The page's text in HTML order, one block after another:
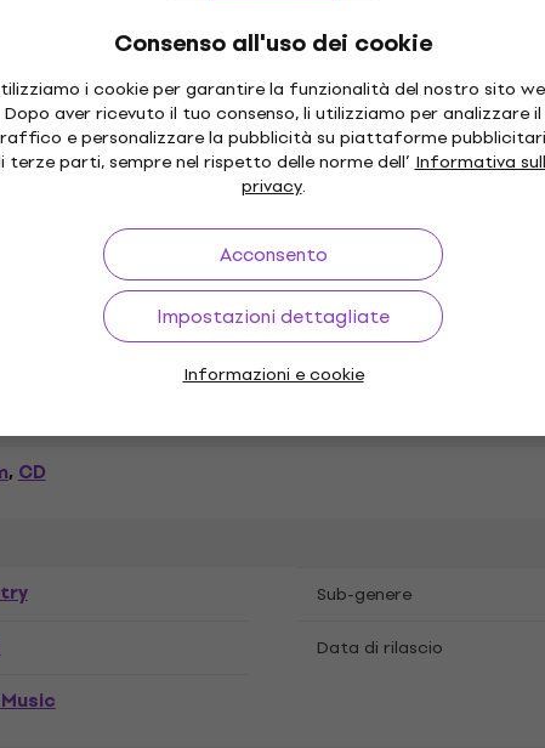
Consenso all'uso dei cookie
i cookie per garantire la funzionalità del nostro sito
Dopo aver ricevuto il tuo consenso, li utilizziamo per analizzare il
e personalizzare la pubblicità su piattaforme
terze parti, sempre nel rispetto delle norme dell’Informativa
privacy.
Acconsento
Impostazioni dettagliate
Informazioni e cookie
CD musicali
,CD
Sub-genere
Data di rilascio